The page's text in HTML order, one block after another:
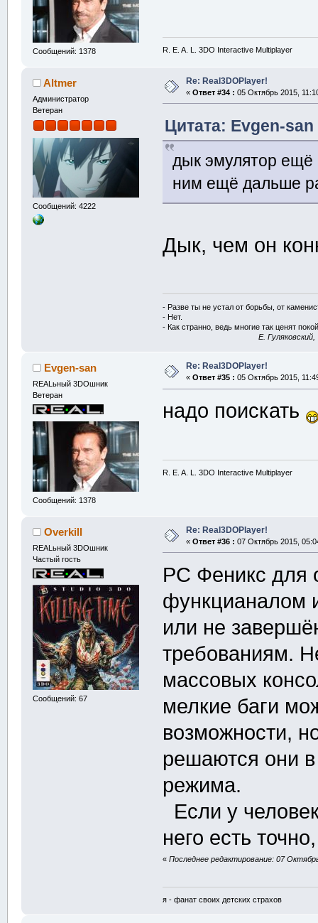
Сообщений: 1378 R. E. A. L. 3DO Interactive Multiplayer
Altmer
Администратор
Ветеран
Сообщений: 4222
Re: Real3DOPlayer!
« Ответ #34 : 05 Октябрь 2015,
Цитата: Evgen-
дык эмулятор ещё
ним ещё дальше
Дык, чем он
- Разве ты не устал от борьбы, от
- Нет.
- Как странно, ведь многие так ценят
E.
Evgen-san
REALьный 3DOшник
Ветеран
Сообщений: 1378
Re: Real3DOPlayer!
« Ответ #35 : 05 Октябрь 2015,
надо поискать
R. E. A. L. 3DO Interactive Multiplayer
Overkill
REALьный 3DOшник
Частый гость
Сообщений: 67
Re: Real3DOPlayer!
« Ответ #36 : 07 Октябрь 2015,
РС Феникс для
функцианалом
или не
требованиям.
массовых
мелкие баги
возможности,
решаются они
режима.
Если у
него есть
«Последнее редактирование: 07
я - фанат своих детских страхов